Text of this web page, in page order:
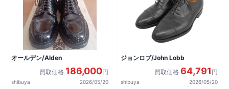
オールデン/Alden
買取価格 186,000円
shibuya 2026/05/20
ジョンロブ/John Lobb
買取価格 64,791 円
shibuya 2026/05/20